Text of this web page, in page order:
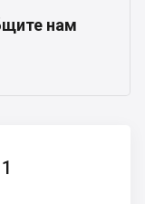
нам